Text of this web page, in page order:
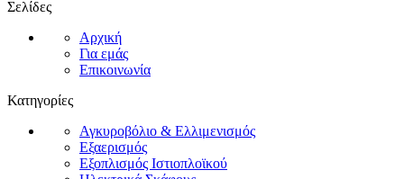
Σελίδες
Αρχική
Για εμάς
Επικοινωνία
Κατηγορίες
Αγκυροβόλιο & Ελλιμενισμός
Εξαερισμός
Εξοπλισμός Ιστιοπλοϊκού